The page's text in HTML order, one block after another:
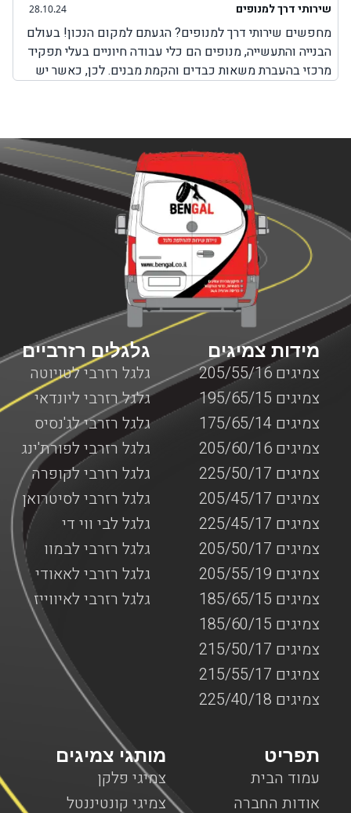
28.10.24 שירותי דרך למנופים
מחפשים שירותי דרך למנופים? הגעתם למקום הנכון! בעולם
הבנייה והתעשייה, מנופים הם כלי עבודה חיוניים בעלי תפקיד
מרכזי בהעברת משאות כבדים והקמת מבנים. לכן, כאשר יש
במנופים עלולות להתרחש בכל זמן, בשעות שבהן ניתן להגיע
למקום שבו אפשר לקבל שירותי תיקון למנופים או באמצע
הדרך בשעות שבהן אין שירותי דרך למנופים. לכן, חשוב
לדעת שחברת BenGal מציעה שירותי דרך למנופים בכל מקום
שבו אתם תקועים עם המנוף. לא משנה אם מדובר על צפון
הארץ, מרכזה, דרום או ירושלים, יצירת קשר עם חברת בן גל
יאפשר לכם לקבל את השירות המבוקש לכם כמה שיותר מהר,
עד המקום שבו אתם נמצאים עם המנוף כאשר כל השירותים
מוצעים על ידי צוות מקצועי ומנוסה המומחה בשירותי דרך
המותאמים למנופים.
גלגלים רזרביים
גלגל רזרבי לטויוטה
גלגל רזרבי ליונדאי
גלגל רזרבי לג'נסיס
גלגל רזרבי לפורת'ינג
גלגל רזרבי לקופרה
גלגל רזרבי לסיטרואן
גלגל לבי ווי די
גלגל רזרבי לבמוו
גלגל רזרבי לאאודי
גלגל רזרבי לאיווייז
מידות צמיגים
צמיגים 205/55/16
צמיגים 195/65/15
צמיגים 175/65/14
צמיגים 205/60/16
צמיגים 225/50/17
צמיגים 205/45/17
צמיגים 225/45/17
צמיגים 205/50/17
צמיגים 205/55/19
צמיגים 185/65/15
צמיגים 185/60/15
צמיגים 215/50/17
צמיגים 215/55/17
צמיגים 225/40/18
מותגי צמיגים
צמיגי פלקן
צמיגי קונטיננטל
תפריט
עמוד הבית
אודות החברה